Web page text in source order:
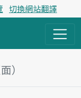
切換網站翻譯
）